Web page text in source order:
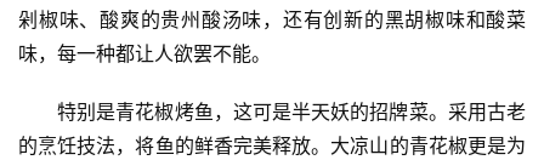
剁椒味、酸爽的贵州酸汤味，还有创新的黑胡椒味和酸菜
味，每一种都让人欲罢不能。
特别是青花椒烤鱼，这可是半天妖的招牌菜。采用古老
的烹饪技法，将鱼的鲜香完美释放。大凉山的青花椒更是为